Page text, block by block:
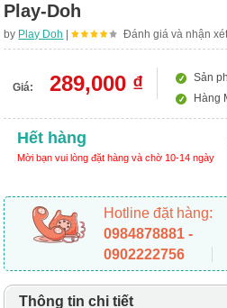
Play-Doh
by Play Doh | Đánh giá và nhận
Giá: 289,000 ₫
Sản
Hàng
Hết hàng
Mời bạn vui lòng đặt hàng và chờ 10-14 ngày
Hotline đặt hàng:
0984878881 -
0902222756
Thông tin chi tiết